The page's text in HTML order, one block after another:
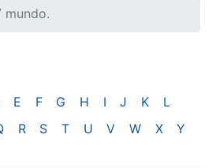
mundo.
E F G H I J K
L
R S T U V W X
Y